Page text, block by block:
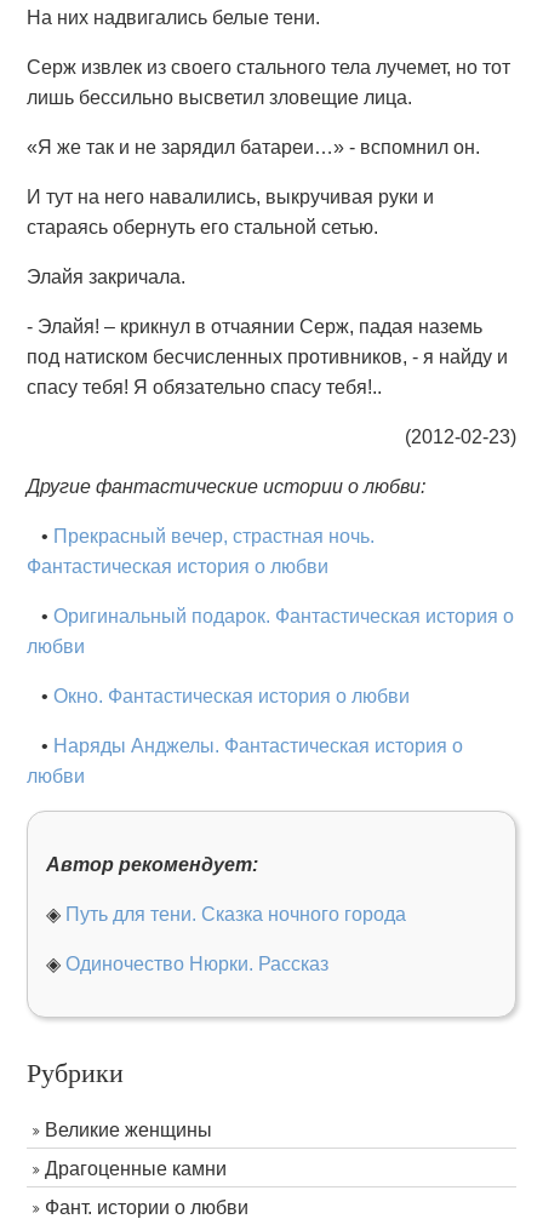
На них надвигались белые тени.
Серж извлек из своего стального тела лучемет, но тот
лишь бессильно высветил зловещие лица.
«Я же так и не зарядил батареи…» - вспомнил он.
И тут на него навалились, выкручивая руки и
стараясь обернуть его стальной сетью.
Элайя закричала.
- Элайя! – крикнул в отчаянии Серж, падая наземь
под натиском бесчисленных противников, - я найду и
спасу тебя! Я обязательно спасу тебя!..
(2012-02-23)
Другие фантастические истории о любви:
• Прекрасный вечер, страстная ночь.
Фантастическая история о любви
•Оригинальный подарок. Фантастическая история о
любви
•Окно. Фантастическая история о любви
• Наряды Анджелы. Фантастическая история о
любви
Автор рекомендует:
◈ Путь для тени. Сказка ночного города
◈Одиночество Нюрки. Рассказ
Рубрики
Великие женщины
Драгоценные камни
Фант. истории о любви